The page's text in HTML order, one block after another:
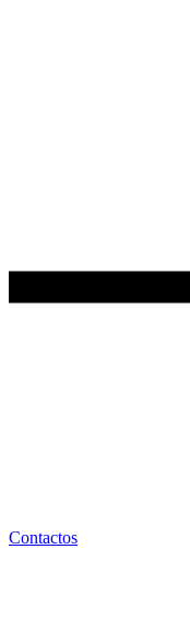
Contactos